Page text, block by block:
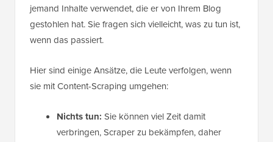
jemand Inhalte verwendet, die er von Ihrem Blog
gestohlen hat. Sie fragen sich vielleicht, was zu tun ist,
wenn das passiert.
Hier sind einige Ansätze, die Leute verfolgen, wenn
sie mit Content-Scraping umgehen:
Nichts tun: Sie können viel Zeit damit
verbringen, Scraper zu bekämpfen, daher